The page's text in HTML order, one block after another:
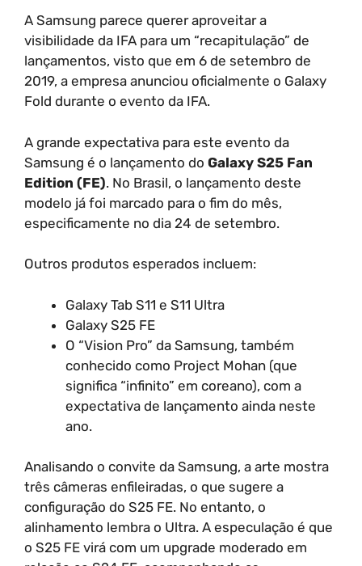
A Samsung parece querer aproveitar a
visibilidade da IFA para um “recapitulação” de
lançamentos, visto que em 6 de setembro de
2019, a empresa anunciou oficialmente o Galaxy
Fold durante o evento da IFA.
A grande expectativa para este evento da
Samsung é o lançamento do Galaxy S25 Fan
Edition (FE). No Brasil, o lançamento deste
modelo já foi marcado para o fim do mês,
especificamente no dia 24 de setembro.
Outros produtos esperados incluem:
Galaxy Tab S11 e S11 Ultra
Galaxy S25 FE
O “Vision Pro” da Samsung, também
conhecido como Project Mohan (que
significa “infinito” em coreano), com a
expectativa de lançamento ainda neste
ano.
Analisando o convite da Samsung, a arte mostra
três câmeras enfileiradas, o que sugere a
configuração do S25 FE. No entanto, o
alinhamento lembra o Ultra. A especulação é que
o S25 FE virá com um upgrade moderado em